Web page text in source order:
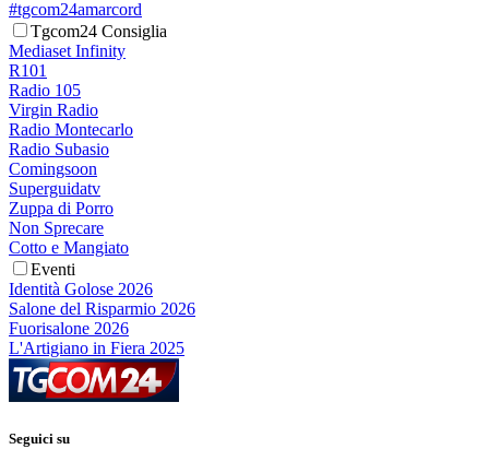
#tgcom24amarcord
Tgcom24 Consiglia
Mediaset Infinity
R101
Radio 105
Virgin Radio
Radio Montecarlo
Radio Subasio
Comingsoon
Superguidatv
Zuppa di Porro
Non Sprecare
Cotto e Mangiato
Eventi
Identità Golose 2026
Salone del Risparmio 2026
Fuorisalone 2026
L'Artigiano in Fiera 2025
Seguici su